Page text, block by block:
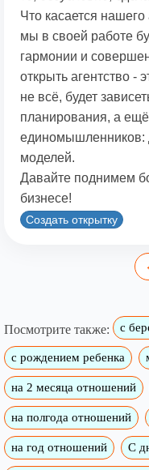
Что касается нашего
мы в своей работе
гармонии и
открыть агентство -
не всё, будет
планирования, а
единомышленников:
моделей.
Давайте поднимем
бизнесе!
Создать открытку
Посмотрите также: с
с рождением ребенка
на 2 месяца отношений
на полгода отношений
на год отношений С